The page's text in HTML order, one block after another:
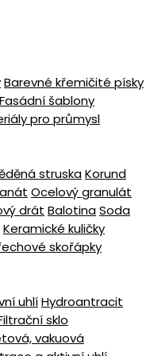
Barevné křemičité písky
Fasádní šablony
pro průmysl
struskaKorund
Ocelový granulát
drát BalotinaSoda
Keramické kuličky
skořápky
uhlíHydroantracit
sklo
vakuová